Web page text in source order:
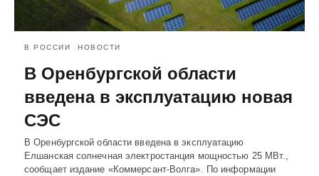
В РОССИИ НОВОСТИ
В Оренбургской области
введена в эксплуатацию новая
СЭС
В Оренбургской области введена в эксплуатацию
Елшанская солнечная электростанция мощностью 25 МВт.,
сообщает издание «Коммерсант-Волга». По информации